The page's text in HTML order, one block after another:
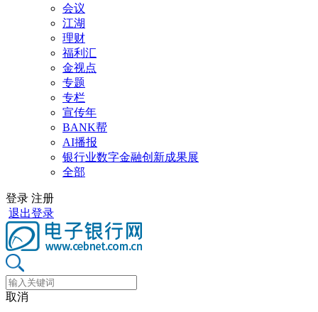
会议
江湖
理财
福利汇
金视点
专题
专栏
宣传年
BANK帮
AI播报
银行业数字金融创新成果展
全部
登录 注册
退出登录
取消